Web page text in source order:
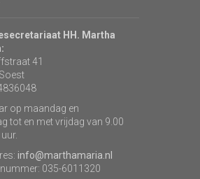
HH. Martha
41
op maandag en
tot en met vrijdag van 9.00
info@marthamaria.nl
035-6011320